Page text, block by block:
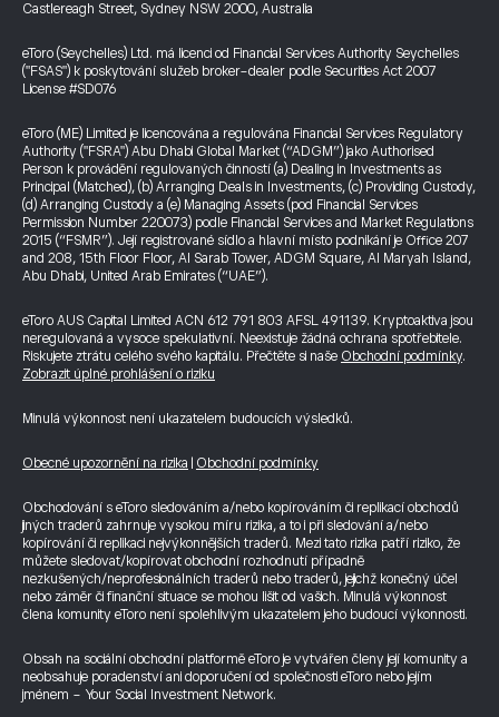
Castlereagh Street, Sydney NSW 2000, Australia
eToro (Seychelles) Ltd. má licenci od Financial Services Authority Seychelles
("FSAS") k poskytování služeb broker-dealer podle Securities Act 2007
License #SD076
eToro (ME) Limited je licencována a regulována Financial Services Regulatory
Authority ("FSRA") Abu Dhabi Global Market (“ADGM”) jako Authorised
Person k provádění regulovaných činností (a) Dealing in Investments as
Principal (Matched), (b) Arranging Deals in Investments, (c) Providing Custody,
(d) Arranging Custody a (e) Managing Assets (pod Financial Services
Permission Number 220073) podle Financial Services and Market Regulations
2015 (“FSMR”). Její registrované sídlo a hlavní místo podnikání je Office 207
and 208, 15th Floor Floor, Al Sarab Tower, ADGM Square, Al Maryah Island,
Abu Dhabi, United Arab Emirates (“UAE”).
eToro AUS Capital Limited ACN 612 791 803 AFSL 491139. Kryptoaktiva jsou
neregulovaná a vysoce spekulativní. Neexistuje žádná ochrana spotřebitele.
Riskujete ztrátu celého svého kapitálu. Přečtěte si naše Obchodní podmínky.
Zobrazit úplné prohlášení o riziku
Minulá výkonnost není ukazatelem budoucích výsledků.
Obecné upozornění na rizika Obchodní podmínky
Obchodování s eToro sledováním a/nebo kopírováním či replikací obchodů
jiných traderů zahrnuje vysokou míru rizika, a to i při sledování a/nebo
kopírování či replikaci nejvýkonnějších traderů. Mezi tato rizika patří riziko, že
můžete sledovat/kopírovat obchodní rozhodnutí případně
nezkušených/neprofesionálních traderů nebo traderů, jejichž konečný účel
nebo záměr či finanční situace se mohou lišit od vašich. Minulá výkonnost
člena komunity eToro není spolehlivým ukazatelem jeho budoucí výkonnosti.
Obsah na sociální obchodní platformě eToro je vytvářen členy její komunity a
neobsahuje poradenství ani doporučení od společnosti eToro nebo jejím
jménem - Your Social Investment Network.